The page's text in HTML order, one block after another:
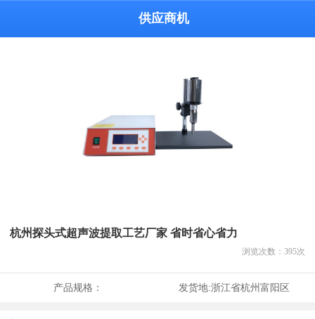
供应商机
杭州探头式超声波提取工艺厂家 省时省心省力
浏览次数： 395次
产品规格： 发货地:浙江省杭州富阳区